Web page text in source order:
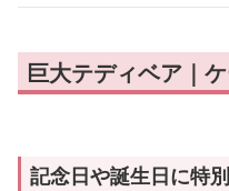
巨大テディベア｜
記念日や誕生日に特